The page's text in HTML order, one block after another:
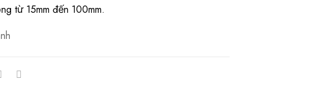
từ 15mm đến 100mm.